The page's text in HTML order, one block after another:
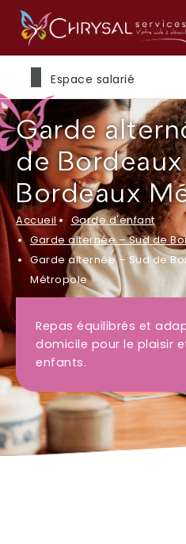
Espace salarié
Garde
de Bordeaux
Bordeaux
Accueil
Garde d'enfant
Garde alternée – Sud de
Garde alternée – Sud de
Métropole
Repas équilibrés et
domicile pour le plaisir
enfants.
Prénom*
Nom*
E-mail*
Ville*